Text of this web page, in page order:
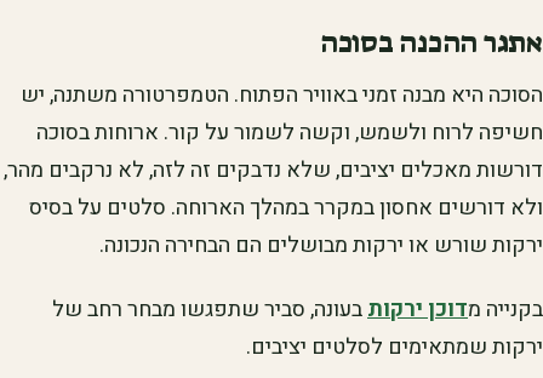
אתגר ההכנה בסוכה
הסוכה היא מבנה זמני באוויר הפתוח. הטמפרטורה משתנה, יש
חשיפה לרוח ולשמש, וקשה לשמור על קור. ארוחות בסוכה
דורשות מאכלים יציבים, שלא נדבקים זה לזה, לא נרקבים מהר,
ולא דורשים אחסון במקרר במהלך הארוחה. סלטים על בסיס
ירקות שורש או ירקות מבושלים הם הבחירה הנכונה.
בקנייה מדוכן ירקותבעונה, סביר שתפגשו מבחר רחב של
ירקות שמתאימים לסלטים יציבים.